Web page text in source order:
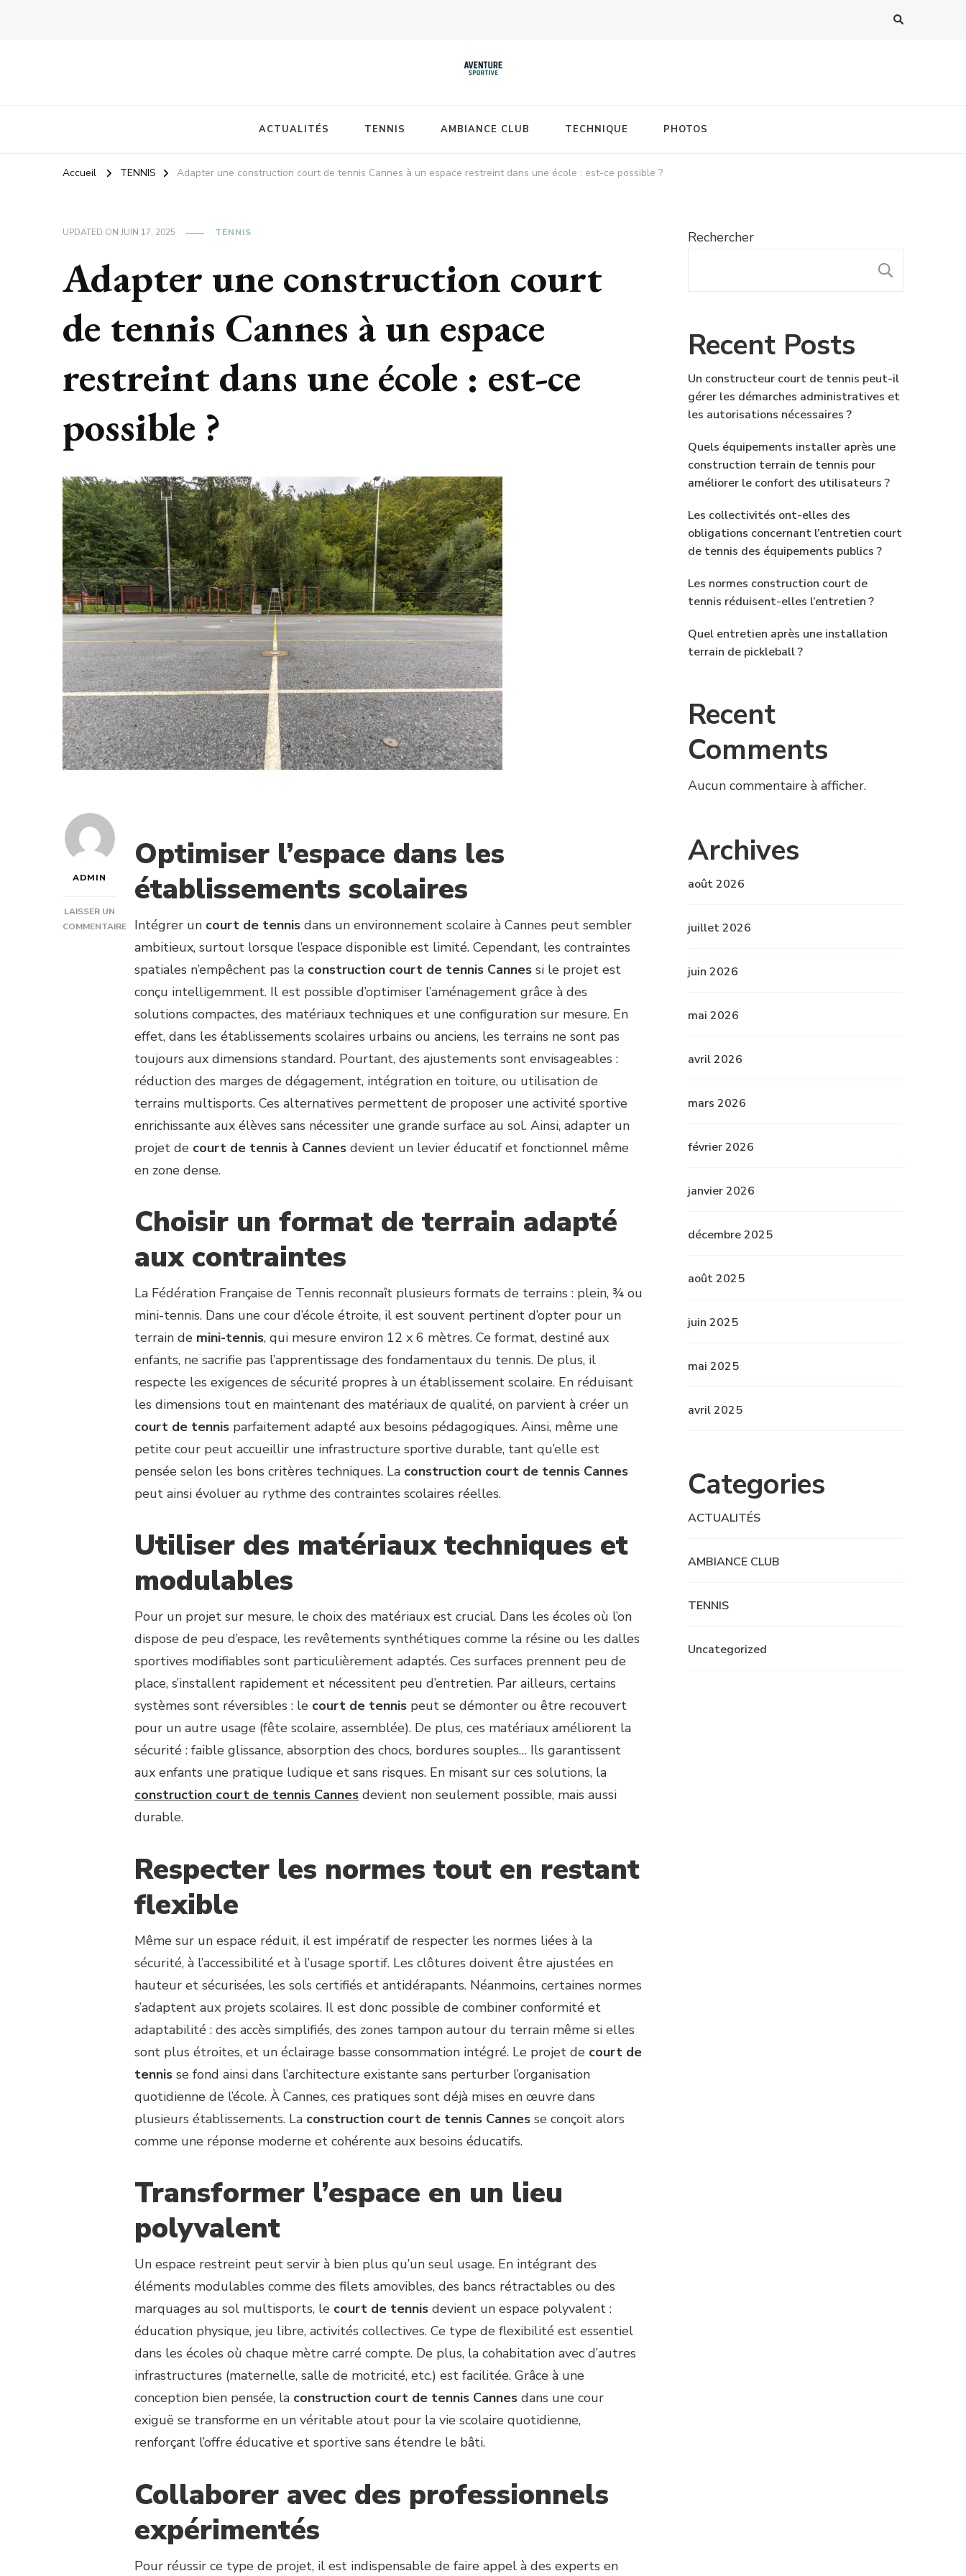
ACTUALITÉS TENNIS AMBIANCE CLUB TECHNIQUE PHOTOS
Accueil TENNIS Adapter une construction court de tennis Cannes à un espace restreint dans une école : est-ce possible ?
UPDATED ON JUIN 17, 2025 TENNIS
Adapter une construction court
de tennis Cannes à un espace
restreint dans une école : est-ce
possible ?
ADMIN
LAISSER UN
COMMENTAIRE
RESTREINT
Optimiser l’espace dans les
établissements scolaires
Intégrer un court de tennis dans un environnement scolaire à Cannes peut sembler
ambitieux, surtout lorsque l’espace disponible est limité. Cependant, les contraintes
spatiales n’empêchent pas la construction court de tennis Cannes si le projet est
conçu intelligemment. Il est possible d’optimiser l’aménagement grâce à des
solutions compactes, des matériaux techniques et une configuration sur mesure. En
effet, dans les établissements scolaires urbains ou anciens, les terrains ne sont pas
toujours aux dimensions standard. Pourtant, des ajustements sont envisageables :
réduction des marges de dégagement, intégration en toiture, ou utilisation de
terrains multisports. Ces alternatives permettent de proposer une activité sportive
enrichissante aux élèves sans nécessiter une grande surface au sol. Ainsi, adapter un
projet de court de tennis à Cannes devient un levier éducatif et fonctionnel même
en zone dense.
Choisir un format de terrain adapté
aux contraintes
La Fédération Française de Tennis reconnaît plusieurs formats de terrains : plein, ¾ ou
mini-tennis. Dans une cour d’école étroite, il est souvent pertinent d’opter pour un
terrain de mini-tennis, qui mesure environ 12 x 6 mètres. Ce format, destiné aux
enfants, ne sacrifie pas l’apprentissage des fondamentaux du tennis. De plus, il
respecte les exigences de sécurité propres à un établissement scolaire. En réduisant
les dimensions tout en maintenant des matériaux de qualité, on parvient à créer un
court de tennis parfaitement adapté aux besoins pédagogiques. Ainsi, même une
petite cour peut accueillir une infrastructure sportive durable, tant qu’elle est
pensée selon les bons critères techniques. La construction court de tennis Cannes
peut ainsi évoluer au rythme des contraintes scolaires réelles.
Utiliser des matériaux techniques et
modulables
Pour un projet sur mesure, le choix des matériaux est crucial. Dans les écoles où l’on
dispose de peu d’espace, les revêtements synthétiques comme la résine ou les dalles
sportives modifiables sont particulièrement adaptés. Ces surfaces prennent peu de
place, s’installent rapidement et nécessitent peu d’entretien. Par ailleurs, certains
systèmes sont réversibles : le court de tennis peut se démonter ou être recouvert
pour un autre usage (fête scolaire, assemblée). De plus, ces matériaux améliorent la
sécurité : faible glissance, absorption des chocs, bordures souples… Ils garantissent
aux enfants une pratique ludique et sans risques. En misant sur ces solutions, la
construction court de tennis Cannes devient non seulement possible, mais aussi
durable.
Respecter les normes tout en restant
flexible
Même sur un espace réduit, il est impératif de respecter les normes liées à la
sécurité, à l’accessibilité et à l’usage sportif. Les clôtures doivent être ajustées en
hauteur et sécurisées, les sols certifiés et antidérapants. Néanmoins, certaines normes
s’adaptent aux projets scolaires. Il est donc possible de combiner conformité et
adaptabilité : des accès simplifiés, des zones tampon autour du terrain même si elles
sont plus étroites, et un éclairage basse consommation intégré. Le projet de court de
tennis se fond ainsi dans l’architecture existante sans perturber l’organisation
quotidienne de l’école. À Cannes, ces pratiques sont déjà mises en œuvre dans
plusieurs établissements. La construction court de tennis Cannes se conçoit alors
comme une réponse moderne et cohérente aux besoins éducatifs.
Transformer l’espace en un lieu
polyvalent
Un espace restreint peut servir à bien plus qu’un seul usage. En intégrant des
éléments modulables comme des filets amovibles, des bancs rétractables ou des
marquages au sol multisports, le court de tennis devient un espace polyvalent :
éducation physique, jeu libre, activités collectives. Ce type de flexibilité est essentiel
dans les écoles où chaque mètre carré compte. De plus, la cohabitation avec d’autres
infrastructures (maternelle, salle de motricité, etc.) est facilitée. Grâce à une
conception bien pensée, la construction court de tennis Cannes dans une cour
exiguë se transforme en un véritable atout pour la vie scolaire quotidienne,
renforçant l’offre éducative et sportive sans étendre le bâti.
Collaborer avec des professionnels
expérimentés
Pour réussir ce type de projet, il est indispensable de faire appel à des experts en
Rechercher
Recent Posts
Un constructeur court de tennis peut-il
gérer les démarches administratives et
les autorisations nécessaires ?
Quels équipements installer après une
construction terrain de tennis pour
améliorer le confort des utilisateurs ?
Les collectivités ont-elles des
obligations concernant l’entretien court
de tennis des équipements publics ?
Les normes construction court de
tennis réduisent-elles l’entretien ?
Quel entretien après une installation
terrain de pickleball ?
Recent
Comments
Aucun commentaire à afficher.
Archives
août 2026
juillet 2026
juin 2026
mai 2026
avril 2026
mars 2026
février 2026
janvier 2026
décembre 2025
août 2025
juin 2025
mai 2025
avril 2025
Categories
ACTUALITÉS
AMBIANCE CLUB
TENNIS
Uncategorized